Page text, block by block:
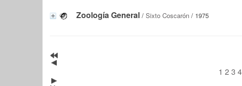
Zoología General / Sixto Coscarón / 1975
1 2 3 4